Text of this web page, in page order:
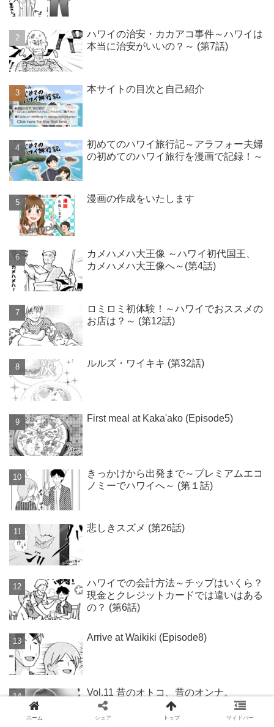
ハワイの治安・カカアコ事件～ハワイは
本当に治安がいいの？～ (第7話)
本サイトの目次と自己紹介
初めてのハワイ旅行記～アラフォー夫婦
の初めてのハワイ旅行を漫画で記録！～
漫画の作成をいたします
カメハメハ大王像 ～ハワイ初代国王、
カメハメハ大王像へ～(第4話)
ロミロミ初体験！～ハワイでおススメの
お店は？～ (第12話)
ルルズ・ワイキキ (第32話)
First meal at Kaka'ako (Episode5)
きっかけから出発まで～プレミアムエコ
ノミーでハワイへ～ (第１話)
悲しきスズメ (第26話)
ハワイでの会計方法～チップはいくら？
現金とクレジットカードでは違いはある
の？ (第6話)
Arrive at Waikiki (Episode8)
Vol.11 昔のオトコ、昔のオンナ。
ホーム シェア トップ サイドバー